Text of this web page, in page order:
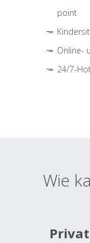
point
Online-
24/7-
Wie